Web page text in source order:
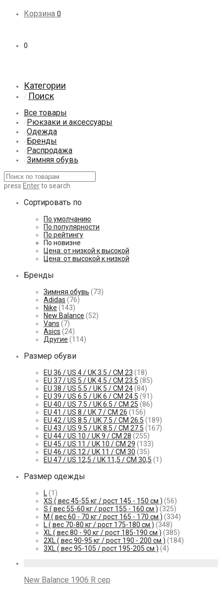
Корзина 0
0
Категории
⁄ Поиск
Все товары
⁄Рюкзаки и аксессуары
⁄Одежда
⁄Бренды
⁄Распродажа
⁄Зимняя обувь
press Enterto search
Сортировать по
По умолчанию
По популярности
По рейтингу
По новизне
Цена: от низкой к высокой
Цена: от высокой к низкой
Бренды
Зимняя обувь (73)
Adidas (76)
Nike (143)
New Balance (52)
Vans (7)
Asics (24)
Другие (114)
Размер обуви
EU 36 / US 4 / UK 3.5 / СМ 23 (18)
EU 37 / US 5 / UK 4.5 / СМ 23.5 (85)
EU 38 / US 5.5 / UK 5 / СМ 24(84)
EU 39 / US 6.5 / UK 6 / СМ 24.5 (91)
EU 40 / US 7.5 / UK 6.5 / СМ 25 (86)
EU 41 / US 8 / UK 7 / СМ 26 (156)
EU 42 / US 8.5 / UK 7.5 / СМ 26.5 (189)
EU 43 / US 9.5 / UK 8.5 / СМ 27.5 (167)
EU 44 / US 10 / UK 9 / СМ 28 (255)
EU 45 / US 11 / UK 10 / СМ 29 (133)
EU 46 / US 12 / UK 11 / СМ 30 (35)
EU 47 / US 12,5 / UK 11,5 / СМ 30,5 (1)
Размер одежды
L (1)
XS ( вес 45-55 кг / рост 145 - 150 см ) (56)
S ( вес 55-60 кг / рост 155 - 160 см ) (325)
M ( вес 60 - 70 кг / рост 165 - 170 см ) (334)
L ( вес 70-80 кг / рост 175-180 см ) (348)
XL ( вес 80 - 90 кг / рост 185-190 см ) (385)
2XL ( вес 90-95 кг / рост 190 - 200 см ) (184)
3XL ( вес 95-105 / рост 195-205 см ) (4)
New Balance 1906 R сер